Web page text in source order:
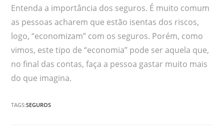
Entenda a importância dos seguros. É muito comum
as pessoas acharem que estão isentas dos riscos,
logo, “economizam” com os seguros. Porém, como
vimos, este tipo de “economia” pode ser aquela que,
no final das contas, faça a pessoa gastar muito mais
do que imagina.
TAGS:SEGUROS